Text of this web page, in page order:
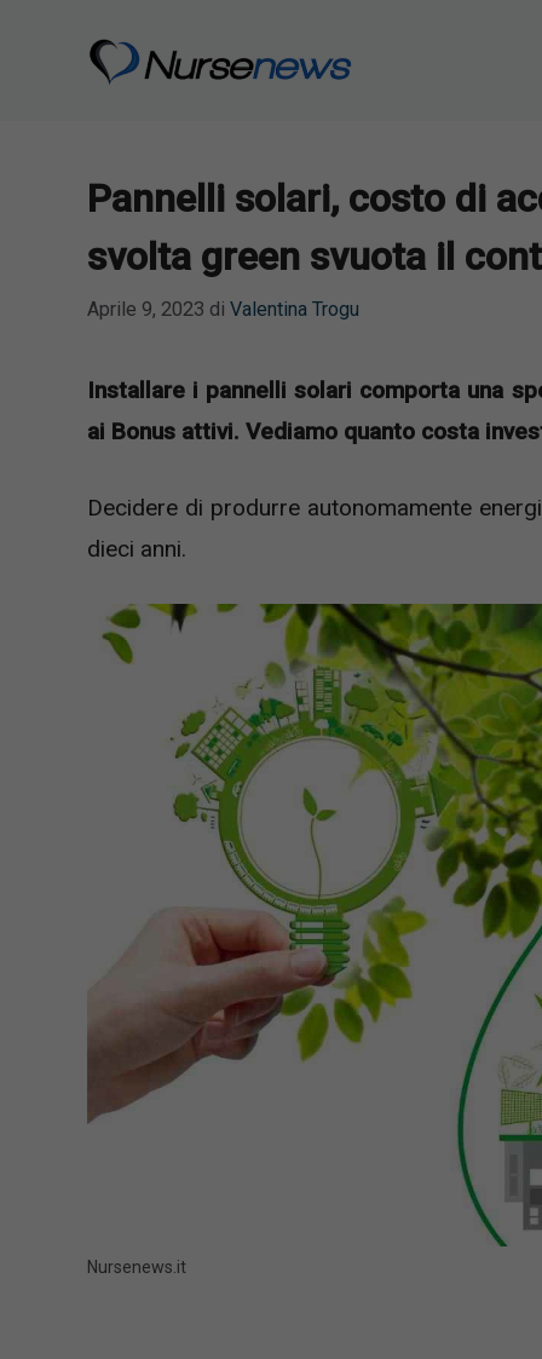
Pannelli solari, costo di
svolta green svuota il
Aprile 9, 2023 di Valentina Trogu
Installare i pannelli solari comporta una
ai Bonus attivi. Vediamo quanto costa
Decidere di produrre autonomamente
dieci anni.
Nursenews.it